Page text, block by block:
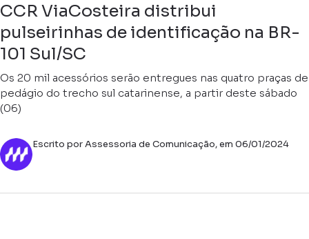
CCR ViaCosteira distribui
pulseirinhas de identificação na BR-
101 Sul/SC
Os 20 mil acessórios serão entregues nas quatro praças de
pedágio do trecho sul catarinense, a partir deste sábado
(06)
Escrito por Assessoria de Comunicação, em 06/01/2024